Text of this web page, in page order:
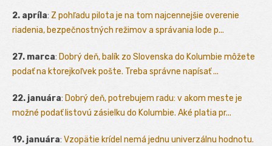
2. apríla: Z pohľadu pilota je na tom najcennejšie overenie
riadenia, bezpečnostných režimov a správania lode p...
27. marca: Dobrý deň, balík zo Slovenska do Kolumbie môžete
podať na ktorejkoľvek pošte. Treba správne napísať ...
22. januára: Dobrý deň, potrebujem radu: v akom meste je
možné podať listovú zásielku do Kolumbie. Aké platia pr...
19. januára: Vzopätie krídel nemá jednu univerzálnu hodnotu.